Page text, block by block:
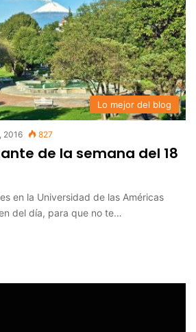
Lo mejor del blog
2016 827
de la semana del 18
en la Universidad de las Américas
del día, para que no te…